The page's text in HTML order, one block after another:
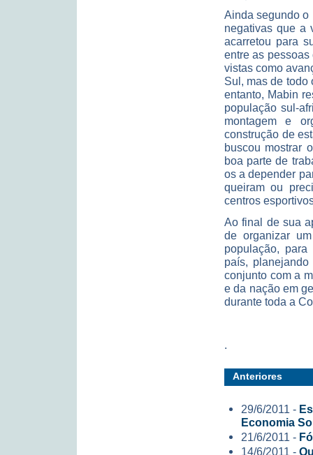
Ainda segundo o
negativas que a
acarretou para
entre as
vistas como
Sul, mas de todo
entanto, Mabin
população sul-
montagem e
construção de
buscou mostrar
boa parte de
os a depender
queiram ou
centros
Ao final de sua
de organizar
população,
país,
conjunto com a
e da nação em
durante toda a
.
Anteriores
29/6/2011 -
Economia
21/6/2011 -
14/6/2011 -